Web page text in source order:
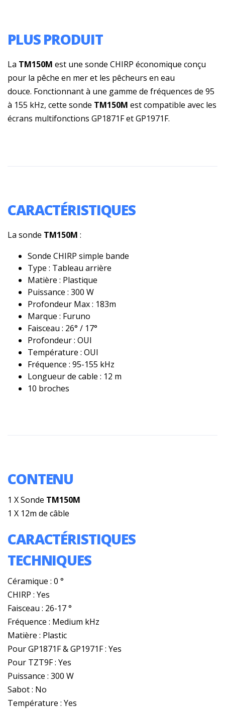
PLUS PRODUIT
La TM150M est une sonde CHIRP économique conçu
pour la pêche en mer et les pêcheurs en eau
douce. Fonctionnant à une gamme de fréquences de 95
à 155 kHz, cette sonde TM150M est compatible avec les
écrans multifonctions GP1871F et GP1971F.
CARACTÉRISTIQUES
La sonde TM150M :
Sonde CHIRP simple bande
Type : Tableau arrière
Matière : Plastique
Puissance : 300 W
Profondeur Max : 183m
Marque : Furuno
Faisceau : 26° / 17°
Profondeur : OUI
Température : OUI
Fréquence : 95-155 kHz
Longueur de cable : 12 m
10 broches
CONTENU
1 X Sonde TM150M
1 X 12m de câble
CARACTÉRISTIQUES
TECHNIQUES
Céramique : 0 °
CHIRP : Yes
Faisceau : 26-17 °
Fréquence : Medium kHz
Matière : Plastic
Pour GP1871F & GP1971F : Yes
Pour TZT9F : Yes
Puissance : 300 W
Sabot : No
Température : Yes